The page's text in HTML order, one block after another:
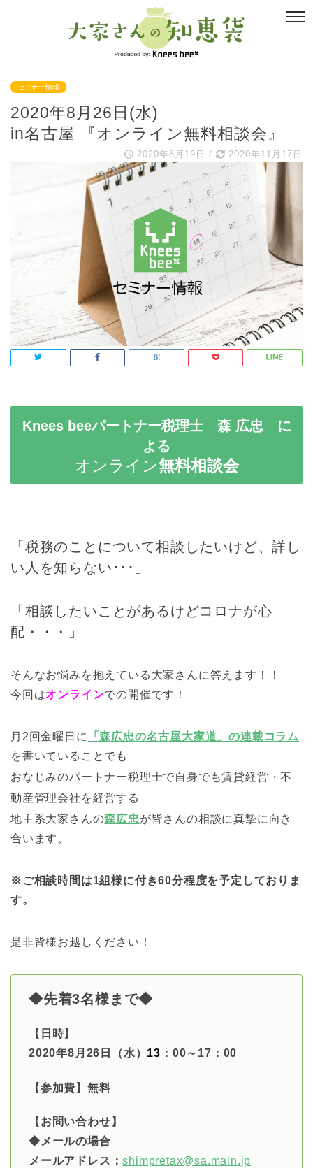
セミナー情報
2020年8月26日(水)
in名古屋 『オンライン無料相談会』
2020年8月19日 / 2020年11月17日
Knees beeパートナー税理士 森 広忠 に
よる
オンライン無料相談会
「税務のことについて相談したいけど、詳し
い人を知らない･･･」
「相談したいことがあるけどコロナが心
配・・・」
そんなお悩みを抱えている大家さんに答えます！！
今回はオンラインでの開催です！
月2回金曜日に 「森広忠の名古屋大家道」の連載コラム
を書いていることでも
おなじみのパートナー税理士で自身でも賃貸経営・不
動産管理会社を経営する
地主系大家さんの森広忠が皆さんの相談に真摯に向き
合います。
※ご相談時間は1組様に付き60分程度を予定しておりま
す。
是非皆様お越しください！
◆先着3名様まで◆
【日時】
2020年8月26日（水） 13 ：00～17：00
【参加費】無料
【お問い合わせ】
◆メールの場合
メールアドレス：shimpretax@sa.main.jp